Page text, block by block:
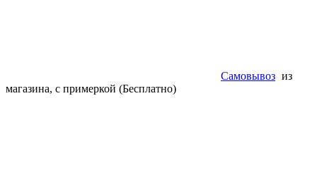
Самовывоз из
магазина, с примеркой (Бесплатно)